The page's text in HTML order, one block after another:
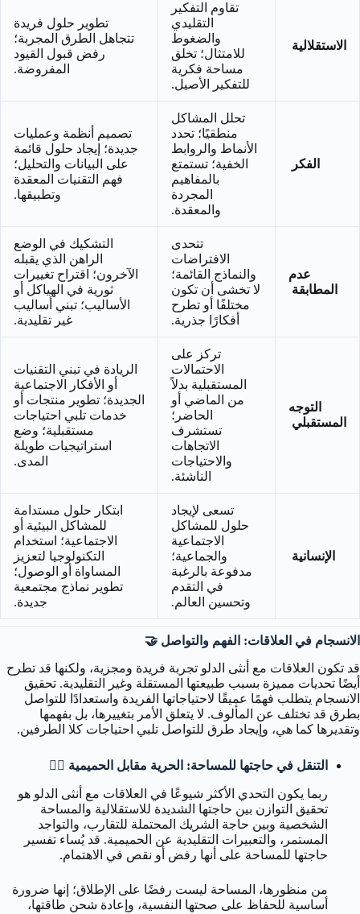
الاستقلالية
تقاوم التفكير
التقليدي
والضغوط
للامتثال؛ تخلق
مساحة فكرية
للتفكير الأصيل.
تطوير حلول فريدة
تتجاهل الطرق المجربة؛
رفض قبول القيود
المفروضة.
الفكر
تحلل المشاكل
منطقيًا؛ تحدد
الأنماط والروابط
الخفية؛ تستمتع
بالمفاهيم
المجردة
والمعقدة.
تصميم أنظمة وعمليات
جديدة؛ إيجاد حلول قائمة
على البيانات والتحليل؛
فهم التقنيات المعقدة
وتطبيقها.
عدم
المطابقة
تتحدى
الافتراضات
والنماذج القائمة؛
لا تخشى أن تكون
مختلفًا أو تطرح
أفكارًا جذرية.
التشكيك في الوضع
الراهن الذي يقبله
الآخرون؛ اقتراح تغييرات
ثورية في الهياكل أو
الأساليب؛ تبني أساليب
غير تقليدية.
التوجه
المستقبلي
تركز على
الاحتمالات
المستقبلية بدلاً
من الماضي أو
الحاضر؛
تستشرف
الاتجاهات
والاحتياجات
الناشئة.
الريادة في تبني التقنيات
أو الأفكار الاجتماعية
الجديدة؛ تطوير منتجات أو
خدمات تلبي احتياجات
مستقبلية؛ وضع
استراتيجيات طويلة
المدى.
الإنسانية
تسعى لإيجاد
حلول للمشاكل
الاجتماعية
والجماعية؛
مدفوعة بالرغبة
في التقدم
وتحسين العالم.
ابتكار حلول مستدامة
للمشاكل البيئية أو
الاجتماعية؛ استخدام
التكنولوجيا لتعزيز
المساواة أو الوصول؛
تطوير نماذج مجتمعية
جديدة.
الانسجام في العلاقات: الفهم والتواصل 🤝
قد تكون العلاقات مع أنثى الدلو تجربة فريدة ومجزية، ولكنها قد تطرح
أيضًا تحديات مميزة بسبب طبيعتها المستقلة وغير التقليدية. تحقيق
الانسجام يتطلب فهمًا عميقًا لاحتياجاتها الفريدة واستعدادًا للتواصل
بطرق قد تختلف عن المألوف. لا يتعلق الأمر بتغييرها، بل بفهمها
وتقديرها كما هي، وإيجاد طرق للتواصل تلبي احتياجات كلا الطرفين.
التنقل في حاجتها للمساحة: الحرية مقابل الحميمية 🏃‍♀️
ربما يكون التحدي الأكثر شيوعًا في العلاقات مع أنثى الدلو هو
تحقيق التوازن بين حاجتها الشديدة للاستقلالية والمساحة
الشخصية وبين حاجة الشريك المحتملة للتقارب، والتواجد
المستمر، والتعبيرات التقليدية عن الحميمية. قد يُساء تفسير
حاجتها للمساحة على أنها رفض أو نقص في الاهتمام.
من منظورها، المساحة ليست رفضًا على الإطلاق؛ إنها ضرورة
أساسية للحفاظ على صحتها النفسية، وإعادة شحن طاقتها،